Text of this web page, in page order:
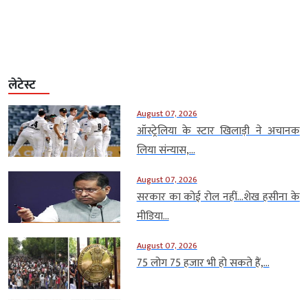
लेटेस्ट
August 07, 2026
ऑस्ट्रेलिया के स्टार खिलाड़ी ने अचानक
लिया संन्यास,...
August 07, 2026
सरकार का कोई रोल नहीं…शेख हसीना के
मीडिया...
August 07, 2026
75 लोग 75 हजार भी हो सकते हैं,...